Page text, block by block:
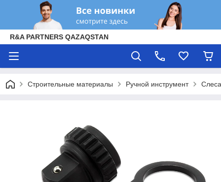
R&A PARTNERS QAZAQSTAN
Строительные материалы Ручной инструмент